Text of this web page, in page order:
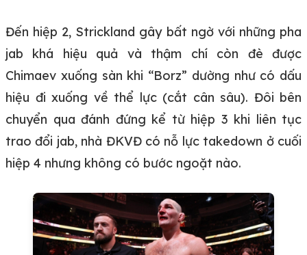
Đến hiệp 2, Strickland gây bất ngờ với những pha
jab khá hiệu quả và thậm chí còn đè được
Chimaev xuống sàn khi “Borz” dường như có dấu
hiệu đi xuống về thể lực (cắt cân sâu). Đôi bên
chuyển qua đánh đứng kể từ hiệp 3 khi liên tục
trao đổi jab, nhà ĐKVĐ có nỗ lực takedown ở cuối
hiệp 4 nhưng không có bước ngoặt nào.